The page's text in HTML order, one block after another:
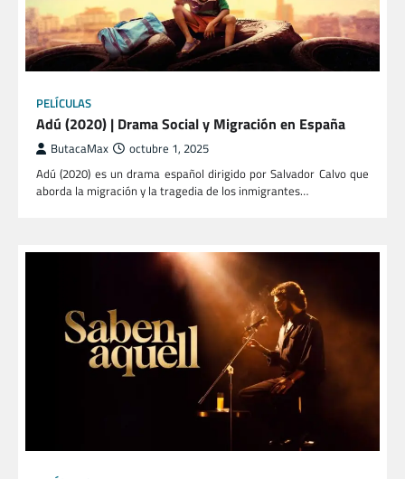
PELÍCULAS
Adú (2020) | Drama Social y Migración en España
ButacaMax octubre 1, 2025
Adú (2020) es un drama español dirigido por Salvador Calvo que
aborda la migración y la tragedia de los inmigrantes…